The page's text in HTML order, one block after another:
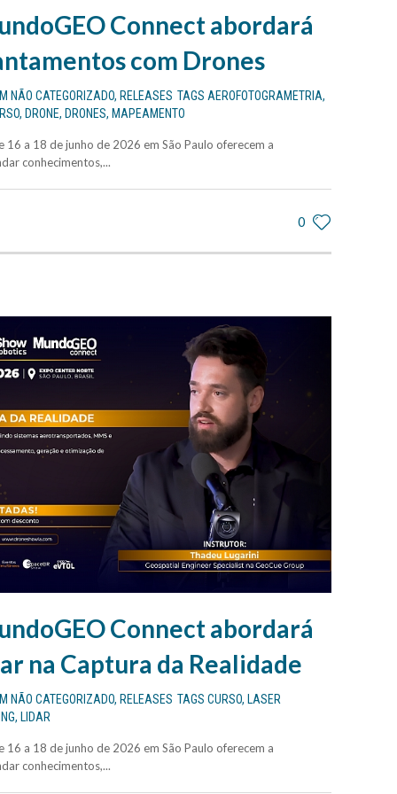
Connect abordará
com Drones
NÃO CATEGORIZADO, RELEASES TAGS AEROFOTOGRAMETRIA,
, DRONE, DRONES, MAPEAMENTO
16 a 18 de junho de 2026 em São Paulo oferecem a
conhecimentos,...
0
Connect abordará
na Captura da Realidade
NÃO CATEGORIZADO, RELEASES TAGS CURSO, LASER
, LIDAR
16 a 18 de junho de 2026 em São Paulo oferecem a
conhecimentos,...